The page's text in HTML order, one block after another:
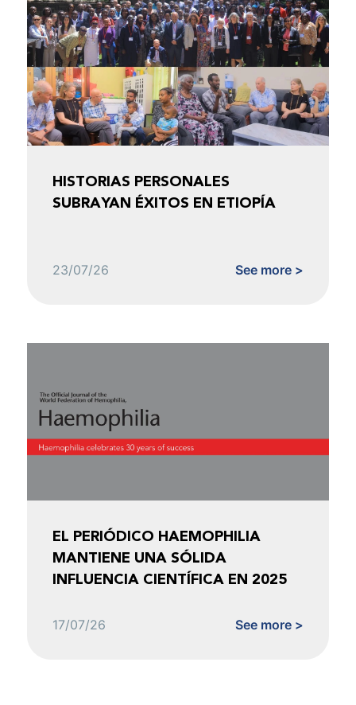
HISTORIAS PERSONALES
SUBRAYAN ÉXITOS EN ETIOPÍA
23/07/26 See more >
EL PERIÓDICO HAEMOPHILIA
MANTIENE UNA SÓLIDA
INFLUENCIA CIENTÍFICA EN 2025
17/07/26 See more >